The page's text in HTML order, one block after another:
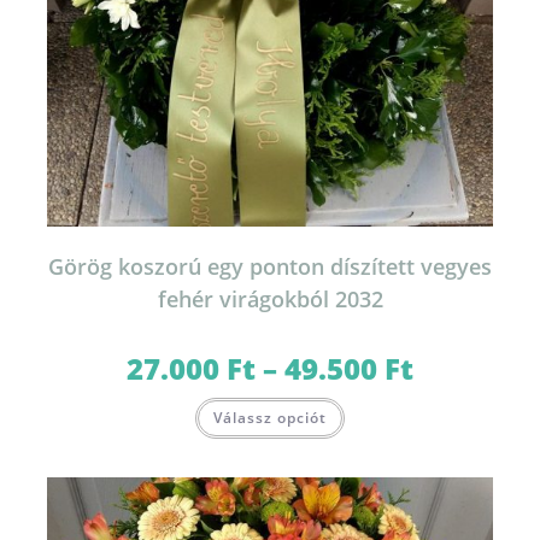
Görög koszorú egy ponton díszített vegyes
fehér virágokból 2032
27.000 Ft–49.500 Ft27.000 Ft
Válassz opciót a
variációja
van.
A
változatok